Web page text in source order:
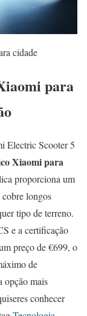
cidade
para
Electric Scooter 5
Xiaomi para
proporciona um
longos
tipo de terreno.
e a certificação
preço de €699, o
de
opção mais
conhecer